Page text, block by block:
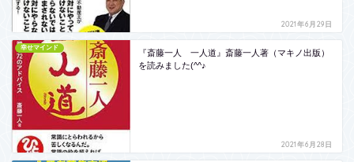
2021年6月29日
幸せマインド
『斎藤一人 一人道』斎藤一人著（マキノ出版）
を読みました(^^♪
2021年6月28日